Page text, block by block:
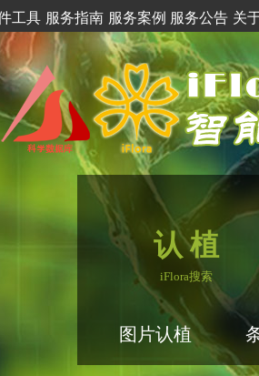
认 植
iFlora搜索
图片认植
工具 服务指南 服务案例 服务公告 关